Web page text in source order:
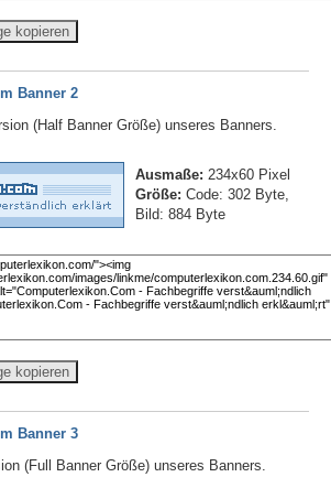
kopieren
Banner 2
(Half Banner Größe) unseres Banners.
Ausmaße: 234x60 Pixel
Größe: Code: 302 Byte,
Bild: 884 Byte
kopieren
Banner 3
(Full Banner Größe) unseres Banners.